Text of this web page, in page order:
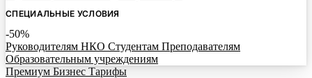
СПЕЦИАЛЬНЫЕ УСЛОВИЯ
-50%
Руководителям НКО Студентам Преподавателям
Образовательным учреждениям
Премиум Бизнес Тарифы